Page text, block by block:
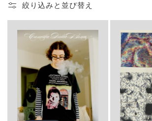
シ
ョ
絞り込みと並び替え